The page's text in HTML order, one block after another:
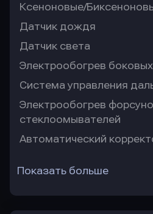
Ксеноновые/
Датчик дождя
Датчик света
Электрообогрев
Система управления
Электрообогрев
стеклоомывателей
Автоматический
Показать больше